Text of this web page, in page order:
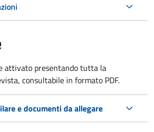
attivato presentando tutta la
consultabile in formato PDF.
e documenti da allegare